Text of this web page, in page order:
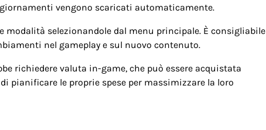
vengono scaricati automaticamente.
selezionandole dal menu principale. È consigliabile
nel gameplay e sul nuovo contenuto.
richiedere valuta in-game, che può essere acquistata
pianificare le proprie spese per massimizzare la loro